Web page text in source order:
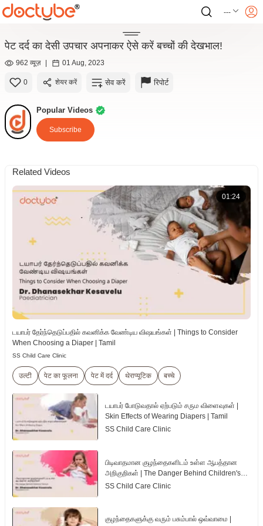
---
पेट दर्द का देसी उपचार अपनाकर ऐसे करें बच्चों की देखभाल!
962 व्यूज़ | 01 Aug, 2023
0 शेयर करें सेव करें रिपोर्ट
Popular Videos
Subscribe
Related Videos
01:24
டயாபர் தேர்ந்தெடுப்பதில் கவனிக்க வேண்டிய விஷயங்கள் | Things to Consider
When Choosing a Diaper | Tamil
SS Child Care Clinic
उल्टी पेट का फूलना पेट में दर्द थेराप्यूटिक बच्चे
டயாபர் போடுவதால் ஏற்படும் சரும விளைவுகள் |
Skin Effects of Wearing Diapers | Tamil
SS Child Care Clinic
பிடிவாதமான குழந்தைகளிடம் உள்ள ஆபத்தான
அறிகுறிகள் | The Danger Behind Children's
Tantrum | Tamil
SS Child Care Clinic
குழந்தைகளுக்கு வரும் பசும்பால் ஒவ்வாமை |